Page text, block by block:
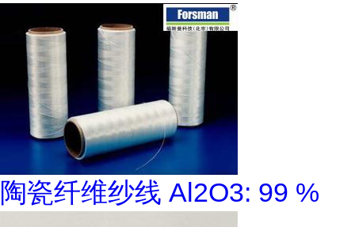
陶瓷纤维纱线 Al2O3: 99 %